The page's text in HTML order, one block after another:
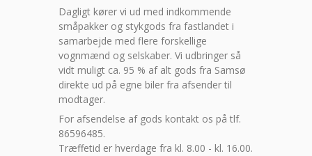
Dagligt kører vi ud med indkommende
småpakker og stykgods fra fastlandet i
samarbejde med flere forskellige
vognmænd og selskaber. Vi udbringer så
vidt muligt ca. 95 % af alt gods fra Samsø
direkte ud på egne biler fra afsender til
modtager.
For afsendelse af gods kontakt os på tlf.
86596485.
Træffetid er hverdage fra kl. 8.00 - kl. 16.00.